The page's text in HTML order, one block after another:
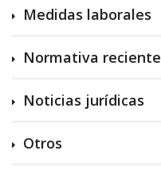
Medidas laborales
Normativa reciente
Noticias jurídicas
Otros